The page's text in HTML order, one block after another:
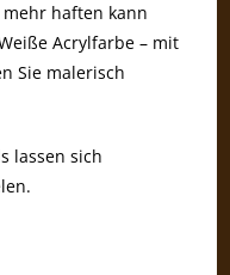
mehr haften kann
Acrylfarbe – mit
Sie malerisch
lassen sich